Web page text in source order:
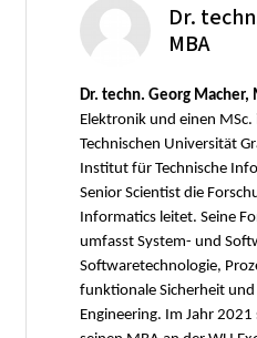
Dr.
MBA
Dr. techn. Georg Macher,
Elektronik und einen
Technischen Universität
Institut für Technische
Senior Scientist die
Informatics leitet. Seine
umfasst System- und
Softwaretechnologie,
funktionale Sicherheit
Engineering. Im Jahr 2021